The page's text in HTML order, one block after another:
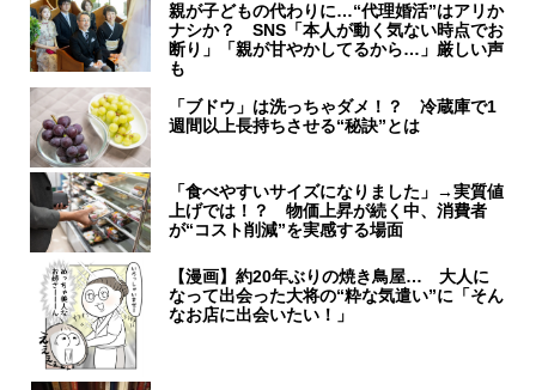
親が子どもの代わりに…“代理婚活”はアリか
ナシか？ SNS「本人が動く気ない時点でお
断り」「親が甘やかしてるから…」厳しい声
も
「ブドウ」は洗っちゃダメ！？ 冷蔵庫で1
週間以上長持ちさせる“秘訣”とは
「食べやすいサイズになりました」→実質値
上げでは！？ 物価上昇が続く中、消費者
が“コスト削減”を実感する場面
【漫画】約20年ぶりの焼き鳥屋… 大人に
なって出会った大将の“粋な気遣い”に「そん
なお店に出会いたい！」